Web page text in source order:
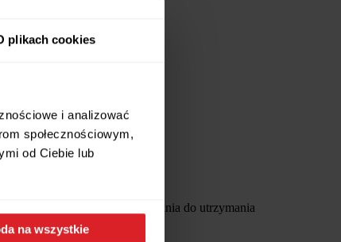
plikach cookies
i analizować
społecznościowym,
od Ciebie lub
na wszystkie
Materiał zastosowania do utrzymania